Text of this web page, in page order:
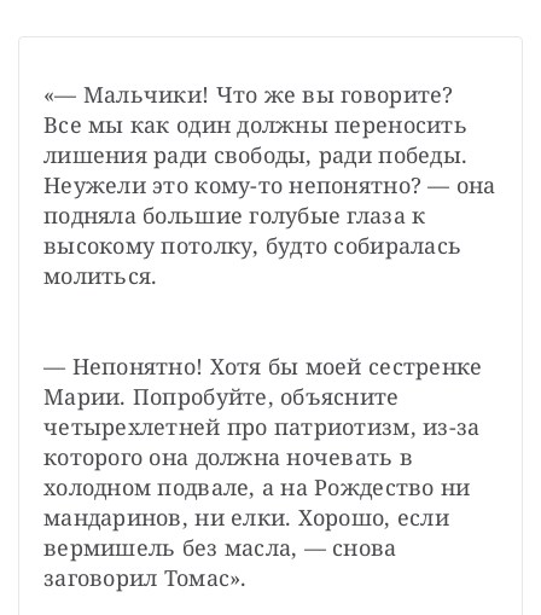
«— Мальчики! Что же вы говорите?
Все мы как один должны переносить
лишения ради свободы, ради победы.
Неужели это кому-то непонятно? — она
подняла большие голубые глаза к
высокому потолку, будто собиралась
молиться.
— Непонятно! Хотя бы моей сестренке
Марии. Попробуйте, объясните
четырехлетней про патриотизм, из-за
которого она должна ночевать в
холодном подвале, а на Рождество ни
мандаринов, ни елки. Хорошо, если
вермишель без масла, — снова
заговорил Томас».